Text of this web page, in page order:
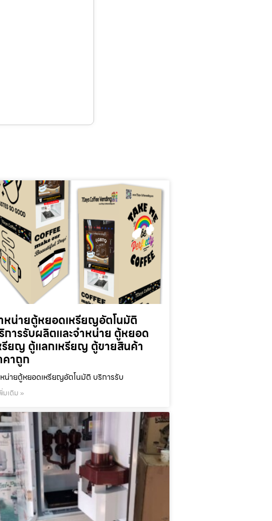
หน่ายตู้หยอดเหรียญ​อัตโนมัติ
การรับผลิตและจำหน่าย ตู้หยอด
รียญ ตู้แลกเหรียญ ตู้ขายสินค้า
คาถูก
น่ายตู้หยอดเหรียญ​อัตโนมัติ บริการรับ
มเติม »